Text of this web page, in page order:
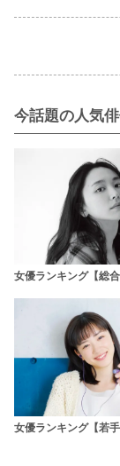
今話題の人気
女優ランキング【総合
女優ランキング【若手